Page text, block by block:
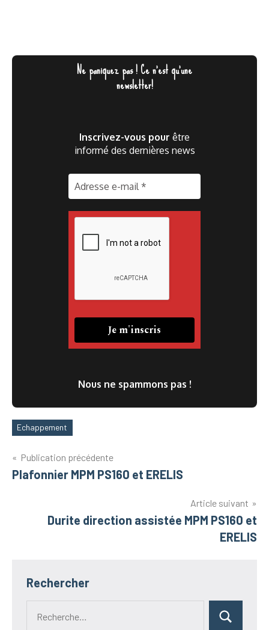
Ne paniquez pas ! Ce n'est qu'une
newsletter!
Inscrivez-vous pour être
informé des dernières news
Nous ne spammons pas !
Étiquettes
Echappement
Navigation
de
Publication précédente
Plafonnier MPM PS160 et ERELIS
Article suivant
Durite direction assistée MPM PS160 et
ERELIS
Rechercher
Rechercher